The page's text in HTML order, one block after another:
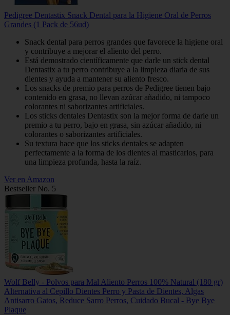
Pedigree Dentastix Snack Dental para la Higiene Oral de Perros
Grandes (1 Pack de 56ud)
Snack dental para perros grandes que favorece la higiene oral
y contribuye a mejorar el aliento del perro.
Está demostrado científicamente que darle un stick dental
Dentastix a tu perro contribuye a la limpieza diaria de sus
dientes y ayuda a mantener su aliento fresco.
Los snacks de premio para perros de Pedigree tienen bajo
contenido en grasa, no llevan azúcar añadido, ni tampoco
colorantes ni saborizantes artificiales.
Los sticks dentales Dentastix son la mejor forma de darle un
premio a tu perro, bajo en grasa, sin azúcar añadido, ni
colorantes o saborizantes artificiales.
Su textura hace que los sticks dentales se adapten
perfectamente a la forma de los dientes al masticarlos, para
una limpieza profunda, hasta la raíz.
Ver en Amazon
Bestseller No. 5
Wolf Belly - Polvos para Mal Aliento Perros 100% Natural (180 gr)
Alternativa al Cepillo Dientes Perro y Pasta de Dientes, Algas
Antisarro Gatos, Reduce Sarro Perros, Cuidado Bucal - Bye Bye
Plaque